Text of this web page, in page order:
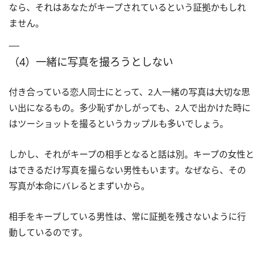
なら、それはあなたがキープされているという証拠かもしれ
ません。
（4）一緒に写真を撮ろうとしない
付き合っている恋人同士にとって、2人一緒の写真は大切な思
い出になるもの。多少恥ずかしがっても、2人で出かけた時に
はツーショットを撮るというカップルも多いでしょう。
しかし、それがキープの相手となると話は別。キープの女性と
はできるだけ写真を撮らない男性もいます。なぜなら、その
写真が本命にバレるとまずいから。
相手をキープしている男性は、常に証拠を残さないように行
動しているのです。